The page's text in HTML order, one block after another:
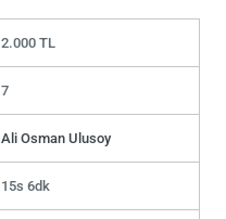
2.000 TL
7
Ali Osman Ulusoy
15s 6dk